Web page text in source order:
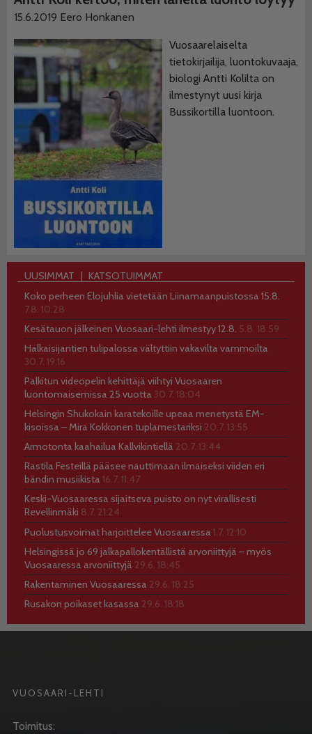
15.6.2019 Eero Honkanen
Vuosaarelaiselta
tietokirjailija, luontokuvaaja,
biologi Antti Kolilta on
ilmestynyt uusi kirja
Bussikortilla luontoon.
UUSIMMAT
KATSOTUIMMAT
Koko perheen Elojuhlia vietetään Liinamaanpuistossa 15.8.
7.8. 10:28
Kesätauon jälkeinen Vuosaari-lehti ilmestyy 12.8. 5.8. 18:59
Halkaisijantien tulipalossa vältyttiin vakavilta vammoilta
30.7. 19:16
Palkitun videopelin kehittäjä viihtyi Vuosaaren
luontomaisemissa 25 vuotta 30.7. 18:04
Helsingin Shukokain karatekoille upeaa menetystä EM-
kisoissa – Mira Kokkonen tuplamestariksi 20.7. 13:55
Armotonta kaahailua Kallvikintiellä 20.7. 13:44
Rastila Festeillä pääsee nauttimaan ilmaiseksi viiden eri
bändin musiikista 16.7. 11:47
Keski-Vuosaaressa sijaitseva puisto on nyt virallisesti
Revellinmäki 8.7. 21:24
Puolustusvoimat harjoittelee Vuosaaressa 1.7. 12:10
Helsingissä jo 69 jalkapallokentällistä arvoniittyjä – myös
Vuosaaressa arvoniittyjä 29.6. 18:45
Rakentaminen Vuosaaressa 29.6. 18:25
Rusakon poikaset kasassa 29.6. 18:18
VUOSAARI-LEHTI
Toimitus: